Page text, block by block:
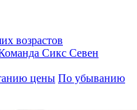
возрастов
Сикс Севен
цены По убыванию